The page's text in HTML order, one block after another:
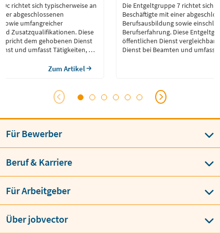
9c richtet sich typischerweise an
abgeschlossenen
umfangreicher
Zusatzqualifikationen. Diese
dem gehobenen Dienst
und umfasst Tätigkeiten, die
und oft auch die Leitung
Verantwortungsgrad als in den
Zum Artikel
Die Entgeltgruppe 7 richtet sich
Beschäftigte mit einer
Berufsausbildung sowie
Berufserfahrung. Diese
öffentlichen Dienst vergleichbar
Dienst bei Beamten und umfasst
Routineaufgaben hinausgehen.
Für Bewerber
Beruf & Karriere
Für Arbeitgeber
Über jobvector